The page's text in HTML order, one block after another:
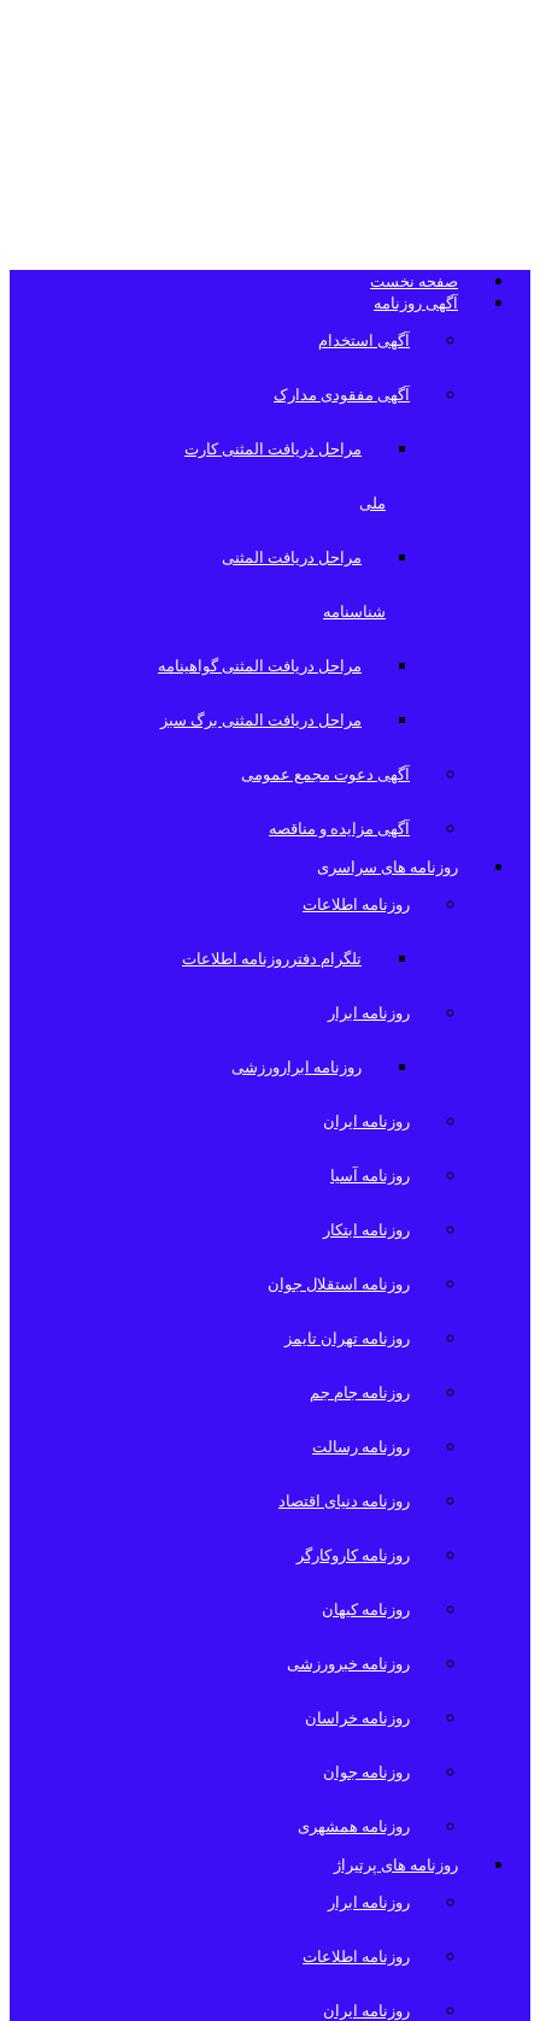
صفحه نخست
آگهی روزنامه
آگهی استخدام
آگهی مفقودی مدارک
مراحل دریافت المثنی کارت
ملی
مراحل دریافت المثنی
شناسنامه
مراحل دریافت المثنی گواهینامه
مراحل دریافت المثنی برگ سبز
آگهی دعوت مجمع عمومی
آگهی مزایده و مناقصه
روزنامه های سراسری
روزنامه اطلاعات
تلگرام دفترروزنامه اطلاعات
روزنامه ابرار
روزنامه ابرارورزشی
روزنامه ایران
روزنامه آسیا
روزنامه ابتکار
روزنامه استقلال جوان
روزنامه تهران تایمز
روزنامه جام جم
روزنامه رسالت
روزنامه دنیای اقتصاد
روزنامه کاروکارگر
روزنامه کیهان
روزنامه خبرورزشی
روزنامه خراسان
روزنامه جوان
روزنامه همشهری
روزنامه های پرتیراژ
روزنامه ابرار
روزنامه اطلاعات
روزنامه ایران